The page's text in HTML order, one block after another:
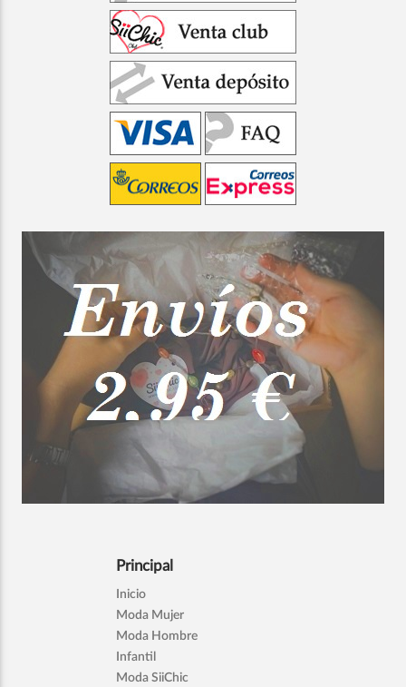
Principal
Inicio
Moda Mujer
Moda Hombre
Infantil
Moda SiiChic